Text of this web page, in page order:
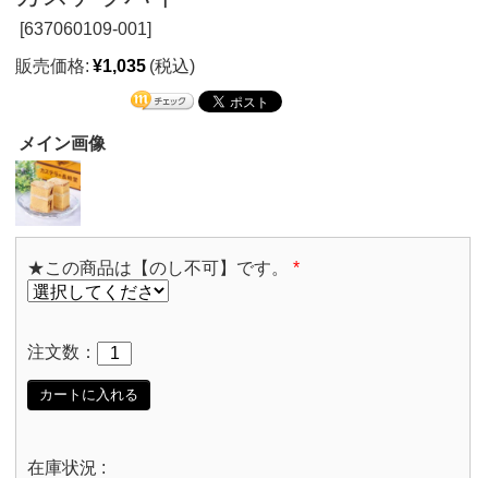
[637060109-001]
販売価格: ¥1,035 (税込)
メイン画像
★この商品は【のし不可】です。 *
注文数：
カートに入れる
在庫状況 :